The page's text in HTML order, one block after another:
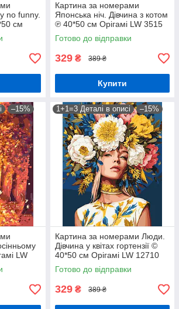
no funny.
см
Картина за номерами
Японська ніч. Дівчина з котом
℗ 40*50 см Орігамі LW 3515
Готово до відправки
329 ₴ 389 ₴
Купити
–15%
LW
1+1=3 Деталі в описі –15%
Картина за номерами Люди.
Дівчина у квітах гортензії ©
40*50 см Орігамі LW 12710
Готово до відправки
329 ₴ 389 ₴